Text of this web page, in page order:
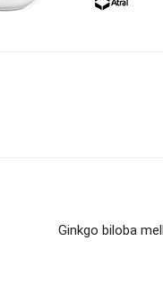
Ginkgo biloba